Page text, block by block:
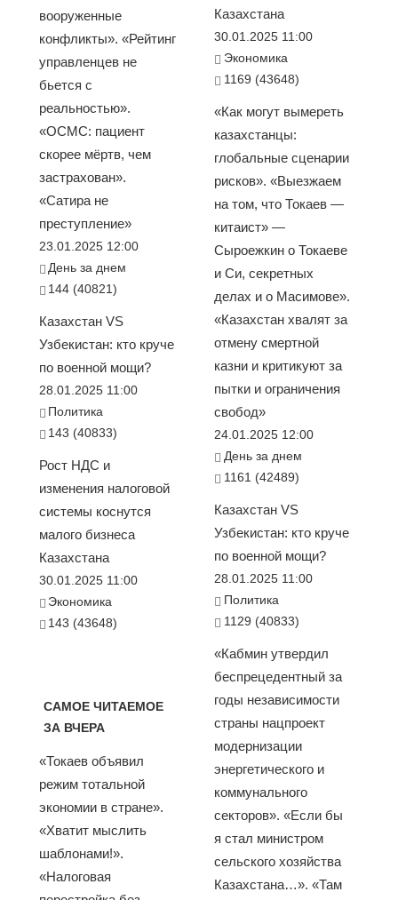
вооруженные
конфликты». «Рейтинг
управленцев не
бьется с
реальностью».
«ОСМС: пациент
скорее мёртв, чем
застрахован».
«Сатира не
преступление»
23.01.2025 12:00
День за днем
144 (40821)
Казахстан VS
Узбекистан: кто круче
по военной мощи?
28.01.2025 11:00
Политика
143 (40833)
Рост НДС и
изменения налоговой
системы коснутся
малого бизнеса
Казахстана
30.01.2025 11:00
Экономика
143 (43648)
САМОЕ ЧИТАЕМОЕ
ЗА ВЧЕРА
«Токаев объявил
режим тотальной
экономии в стране».
«Хватит мыслить
шаблонами!».
«Налоговая
Казахстана
30.01.2025 11:00
Экономика
1169 (43648)
«Как могут вымереть
казахстанцы:
глобальные сценарии
рисков». «Выезжаем
на том, что Токаев —
китаист» —
Сыроежкин о Токаеве
и Си, секретных
делах и о Масимове».
«Казахстан хвалят за
отмену смертной
казни и критикуют за
пытки и ограничения
свобод»
24.01.2025 12:00
День за днем
1161 (42489)
Казахстан VS
Узбекистан: кто круче
по военной мощи?
28.01.2025 11:00
Политика
1129 (40833)
«Кабмин утвердил
беспрецедентный за
годы независимости
страны нацпроект
модернизации
энергетического и
коммунального
секторов». «Если бы
я стал министром
сельского хозяйства
Казахстана…». «Там